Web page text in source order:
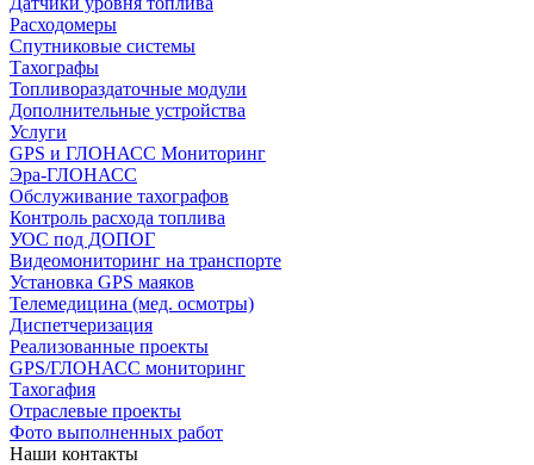
Расходомеры
Спутниковые системы
Тахографы
Топливораздаточные модули
Дополнительные устройства
Услуги
GPS и ГЛОНАСС Мониторинг
Эра-ГЛОНАСС
Обслуживание тахографов
Контроль расхода топлива
УОС под ДОПОГ
Видеомониторинг на транспорте
Установка GPS маяков
Телемедицина (мед. осмотры)
Диспетчеризация
Реализованные проекты
GPS/ГЛОНАСС мониторинг
Тахогафия
Отраслевые проекты
Фото выполненных работ
Наши контакты